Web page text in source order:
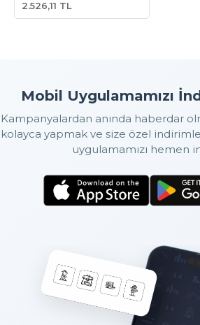
2.526,11 TL
Mobil Uygulamamızı
Kampanyalardan anında haberdar
kolayca yapmak ve size özel
uygulamamızı hemen